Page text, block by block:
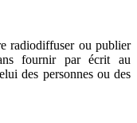
radiodiffuser ou publier
fournir par écrit au
des personnes ou des